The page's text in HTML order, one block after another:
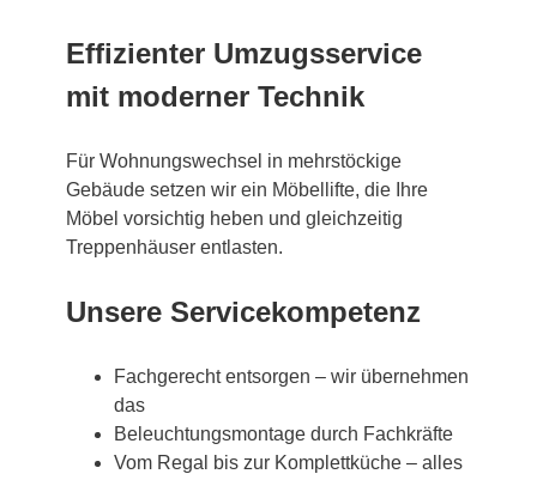
Effizienter Umzugsservice
mit moderner Technik
Für Wohnungswechsel in mehrstöckige
Gebäude setzen wir ein Möbellifte, die Ihre
Möbel vorsichtig heben und gleichzeitig
Treppenhäuser entlasten.
Unsere Servicekompetenz
Fachgerecht entsorgen – wir übernehmen
das
Beleuchtungsmontage durch Fachkräfte
Vom Regal bis zur Komplettküche – alles